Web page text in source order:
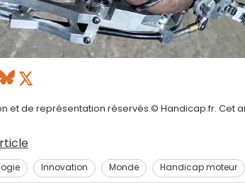
et de représentation réservés.© Handicap.fr. Cet
Innovation Monde Handicap moteur